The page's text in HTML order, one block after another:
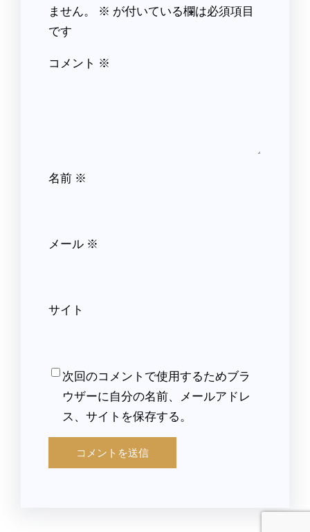
ません。
※ が付いている欄は必須項目
です
コメント ※
名前 ※
メール ※
サイト
次回のコメントで使用するためブラ
ウザーに自分の名前、メールアドレ
ス、サイトを保存する。